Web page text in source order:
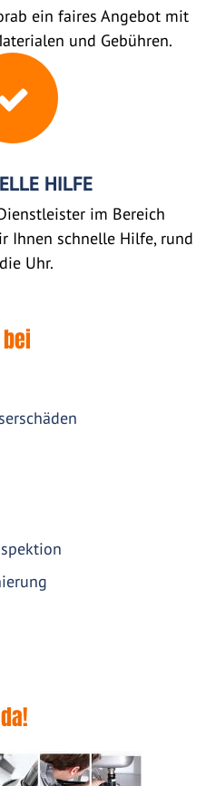
ein faires Angebot mit
und Gebühren.
HILFE
im Bereich
Ihnen schnelle Hilfe, rund
Uhr.